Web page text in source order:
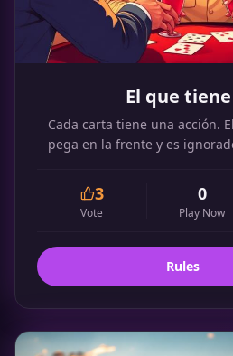
El que
Cada carta tiene una acción.
pega en la frente y es
3
Vote
0
Play Now
Rules